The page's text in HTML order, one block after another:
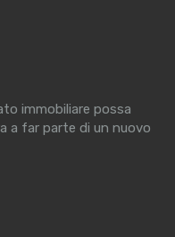
immobiliare possa
a far parte di un nuovo